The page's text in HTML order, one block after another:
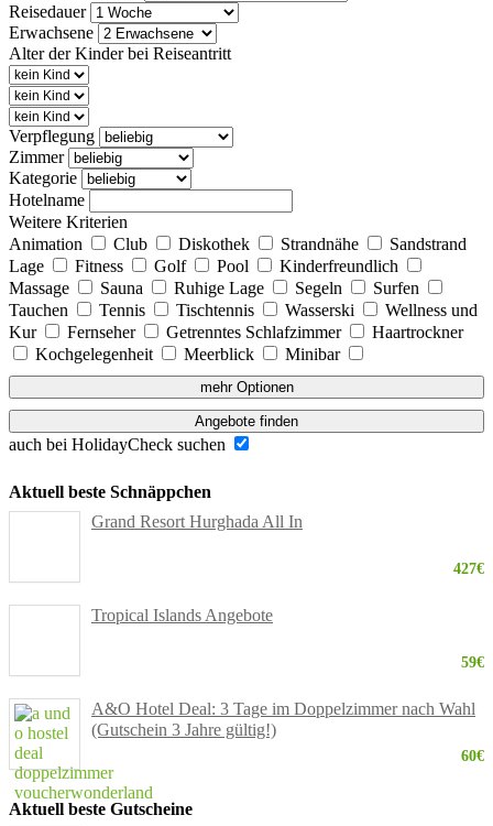
Reisedauer
Erwachsene
Alter der Kinder bei Reiseantritt
Verpflegung
Zimmer
Kategorie
Hotelname
Weitere Kriterien
Animation
Club Diskothek Strandnähe
Sandstrand
Lage
Fitness Golf Pool
Kinderfreundlich
Massage
Sauna Ruhige Lage Segeln
Surfen
Tauchen
Tennis Tischtennis Wasserski
Wellness und
Kur
Fernseher Getrenntes Schlafzimmer
Haartrockner
Kochgelegenheit
Meerblick Minibar
mehr Optionen
Angebote finden
auch bei HolidayCheck suchen
Aktuell beste Schnäppchen
Grand Resort Hurghada All In
427€
Tropical Islands Angebote
59€
A&O Hotel Deal: 3 Tage im Doppelzimmer nach Wahl
(Gutschein 3 Jahre gültig!)
60€
Aktuell beste Gutscheine